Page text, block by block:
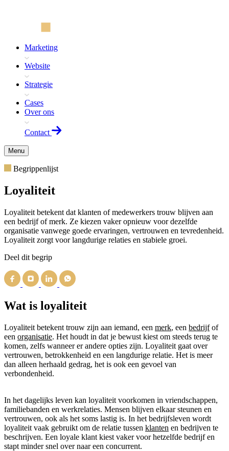
Marketing
Website
Strategie
Cases
Over ons
Contact
Menu
Begrippenlijst
Loyaliteit
Loyaliteit betekent dat klanten of medewerkers trouw blijven aan
een bedrijf of merk. Ze kiezen vaker opnieuw voor dezelfde
organisatie vanwege goede ervaringen, vertrouwen en tevredenheid.
Loyaliteit zorgt voor langdurige relaties en stabiele groei.
Deel dit begrip
Wat is loyaliteit
Loyaliteit betekent trouw zijn aan iemand, een merk, een bedrijfof
een organisatie. Het houdt in dat je bewust kiest om steeds terug te
komen, zelfs wanneer er andere opties zijn. Loyaliteit gaat over
vertrouwen, betrokkenheid en een langdurige relatie. Het is meer
dan alleen herhaald gedrag, het is ook een gevoel van
verbondenheid.
In het dagelijks leven kan loyaliteit voorkomen in vriendschappen,
familiebanden en werkrelaties. Mensen blijven elkaar steunen en
vertrouwen, ook als het soms lastig is. In het bedrijfsleven wordt
loyaliteit vaak gebruikt om de relatie tussen klanten en bedrijven te
beschrijven. Een loyale klant kiest vaker voor hetzelfde bedrijf en
stapt minder snel over naar een concurrent.